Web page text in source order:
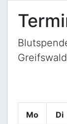
Greifswald
Mo Di